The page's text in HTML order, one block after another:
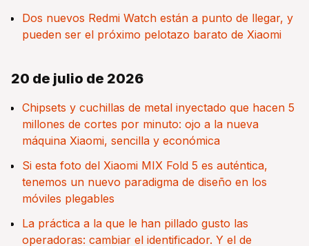
Dos nuevos Redmi Watch están a punto de llegar, y
pueden ser el próximo pelotazo barato de Xiaomi
20 de julio de 2026
Chipsets y cuchillas de metal inyectado que hacen 5
millones de cortes por minuto: ojo a la nueva
máquina Xiaomi, sencilla y económica
Si esta foto del Xiaomi MIX Fold 5 es auténtica,
tenemos un nuevo paradigma de diseño en los
móviles plegables
La práctica a la que le han pillado gusto las
operadoras: cambiar el identificador. Y el de